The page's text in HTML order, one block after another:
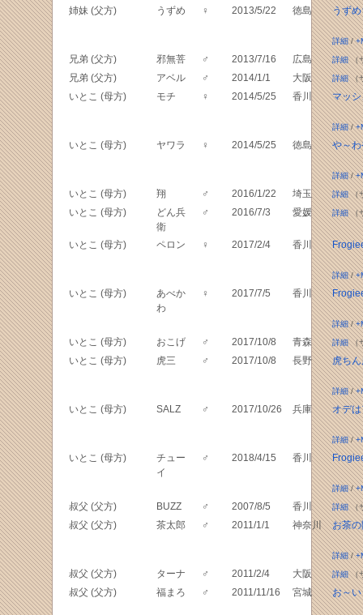
姉妹 (父方) うずめ ♀ 2013/5/22 徳島 うず
詳細/
兄弟 (父方) 邪無菩 ♂ 2013/7/16 広島 詳細（
兄弟 (父方) アベル ♂ 2014/1/1 大阪 詳細（
いとこ (母方) モチ ♀ 2014/5/25 香川 マッ
詳細/
いとこ (母方) ヤワラ ♀ 2014/5/25 徳島 や～
詳細/
いとこ (母方) 翔 ♂ 2016/1/22 埼玉 詳細（
いとこ (母方)
どん兵
衛
♂ 2016/7/3 愛媛 詳細（
いとこ (母方) ペロン ♀ 2017/2/4 香川
詳細/
いとこ (母方)
あべか
わ
♀ 2017/7/5 香川
詳細/
いとこ (母方) おこげ ♂ 2017/10/8 青森 詳細（
いとこ (母方) 虎三 ♂ 2017/10/8 長野 虎ち
詳細/
いとこ (母方) SALZ ♂ 2017/10/26 兵庫 オデ
詳細/
いとこ (母方)
チュー
イ
♂ 2018/4/15 香川
詳細/
叔父 (父方) BUZZ ♂ 2007/8/5 香川 詳細（
叔父 (父方) 茶太郎 ♂ 2011/1/1 神奈川 お茶
詳細/
叔父 (父方) ターナ ♂ 2011/2/4 大阪 詳細（
叔父 (父方) 福まろ ♂ 2011/11/16 宮城 お～